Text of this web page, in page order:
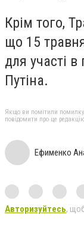
Крім того,
що 15
для участі
Путіна.
Якщо ви помітили помилку,
повідомити про це
Ефименко
Авторизуйтесь,